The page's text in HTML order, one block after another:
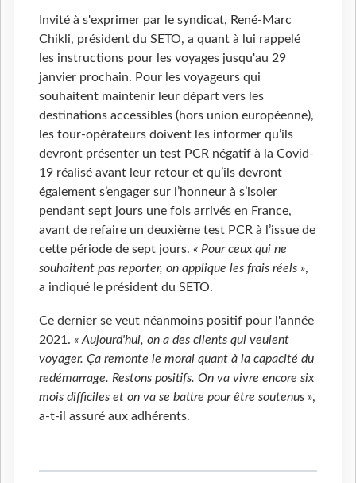
Invité à s'exprimer par le syndicat, René-Marc
Chikli, président du SETO, a quant à lui rappelé
les instructions pour les voyages jusqu'au 29
janvier prochain. Pour les voyageurs qui
souhaitent maintenir leur départ vers les
destinations accessibles (hors union européenne),
les tour-opérateurs doivent les informer qu’ils
devront présenter un test PCR négatif à la Covid-
19 réalisé avant leur retour et qu’ils devront
également s’engager sur l’honneur à s’isoler
pendant sept jours une fois arrivés en France,
avant de refaire un deuxième test PCR à l’issue de
cette période de sept jours. « Pour ceux qui ne
souhaitent pas reporter, on applique les frais réels »,
a indiqué le président du SETO.
Ce dernier se veut néanmoins positif pour l'année
2021. « Aujourd'hui, on a des clients qui veulent
voyager. Ça remonte le moral quant à la capacité du
redémarrage. Restons positifs. On va vivre encore six
mois difficiles et on va se battre pour être soutenus »,
a-t-il assuré aux adhérents.